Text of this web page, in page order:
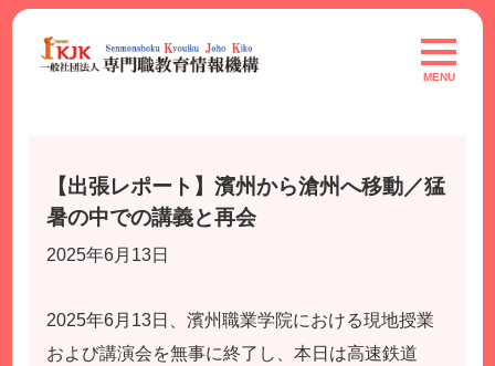
Skip
content
toggle
MENU
【出張レポート】濱州から滄州へ移動／猛
暑の中での講義と再会
2025年6月13日
2025年6月13日、濱州職業学院における現地授業
および講演会を無事に終了し、本日は高速鉄道